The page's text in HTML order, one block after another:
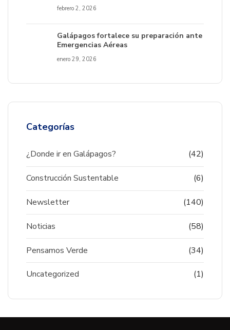
febrero 2, 2026
Galápagos fortalece su preparación ante
Emergencias Aéreas
enero 29, 2026
Categorías
¿Donde ir en Galápagos? (42)
Construcción Sustentable (6)
Newsletter (140)
Noticias (58)
Pensamos Verde (34)
Uncategorized (1)